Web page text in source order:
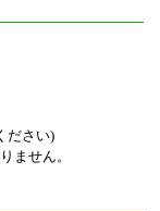
ださい)
ません。